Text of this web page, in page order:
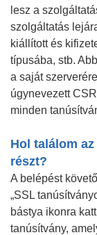
lesz a
szolgáltatás
kiállított és
típusába, stb.
a saját
úgynevezett
minden
Hol találom
részt?
A belépést
„SSL
bástya ikonra
tanúsítvány,